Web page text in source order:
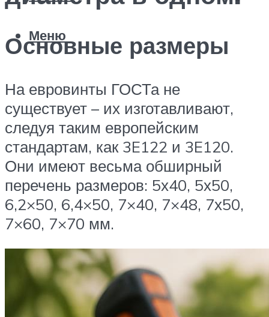
Меню
Основные размеры
На евровинты ГОСТа не
существует – их изготавливают,
следуя таким европейским
стандартам, как 3E122 и 3E120.
Они имеют весьма обширный
перечень размеров: 5х40, 5х50,
6,2×50, 6,4×50, 7×40, 7×48, 7х50,
7×60, 7×70 мм.